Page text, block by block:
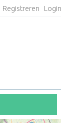
Registreren